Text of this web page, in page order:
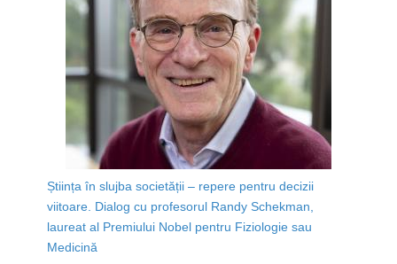
Știința în slujba societății – repere pentru decizii
viitoare. Dialog cu profesorul Randy Schekman,
laureat al Premiului Nobel pentru Fiziologie sau
Medicină